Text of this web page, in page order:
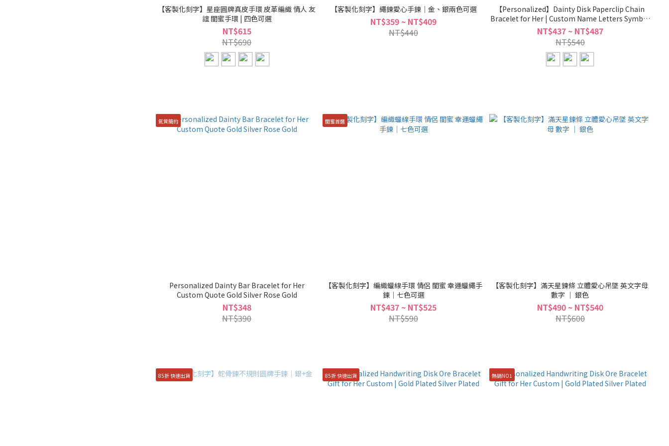
【客製化刻字】星座圓牌真皮手環 皮革編織 情人 友
誼 閨蜜手環 | 四色可選
NT$615
NT$690
【客製化刻字】繩鍊愛心手鍊｜金、銀兩色可選
NT$359 ~ NT$409
NT$440
【Personalized】Dainty Disk Paperclip Chain
Bracelet for Her | Custom Name Letters Symbol
| Gold Silver Rose Gold Plated
NT$437 ~ NT$487
NT$540
氣質簡約
Personalized Dainty Bar Bracelet for Her
Custom Quote Gold Silver Rose Gold
NT$348
NT$390
閨蜜首選
【客製化刻字】編織蠟線手環 情侶 閨蜜 幸運蠟繩手
鍊｜七色可選
NT$437 ~ NT$525
NT$590
【客製化刻字】滿天星鍊條 立體愛心吊墜 英文字母
數字 ｜ 銀色
NT$490 ~ NT$540
NT$600
85折 快速出貨 85折 快速出貨 熱銷NO1